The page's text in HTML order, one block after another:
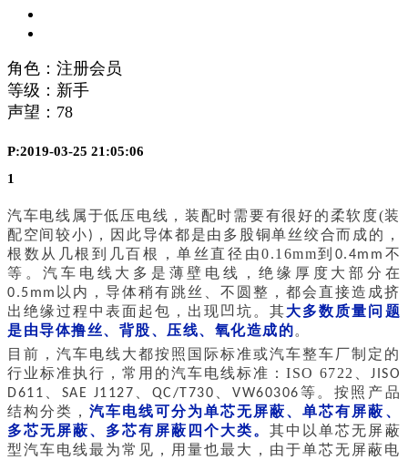
角色：注册会员
等级：新手
声望： 78
P:2019-03-25 21:05:06
1
汽车电线属于低压电线，装配时需要有很好的柔软度(装
配空间较小) ，因此导体都是由多股铜单丝绞合而成的，
根数从几根到几百根，单丝直径由0.16mm到 0.4mm 不
等。汽车电线大多是薄壁电线，绝缘厚度大部分在
0.5mm 以内，导体稍有跳丝、不圆整，都会直接造成挤
出绝缘过程中表面起包，出现凹坑。其大多数质量问题
是由导体撸丝、背股、压线、氧化造成的。
目前，汽车电线大都按照国际标准或汽车整车厂制定的
行业标准执行，常用的汽车电线标准：ISO 6722、 JISO
D611
SAE J1127 QC/T730 、VW60306等。按照产品
结构分类，汽车电线可分为单芯无屏蔽、单芯有屏蔽、
多芯无屏蔽、多芯有屏蔽四个大类。其中以单芯无屏蔽
型汽车电线最为常见，用量也最大，由于单芯无屏蔽电